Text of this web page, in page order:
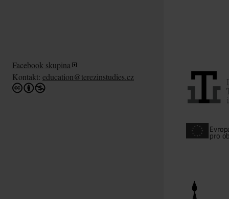
Facebook skupina
Kontakt: education@terezinstudies.cz